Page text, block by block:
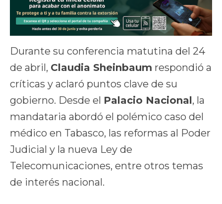
Durante su conferencia matutina del 24
de abril, Claudia Sheinbaum respondió a
críticas y aclaró puntos clave de su
gobierno. Desde el Palacio Nacional, la
mandataria abordó el polémico caso del
médico en Tabasco, las reformas al Poder
Judicial y la nueva Ley de
Telecomunicaciones, entre otros temas
de interés nacional.